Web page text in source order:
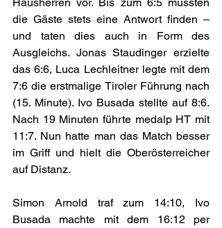
die Gäste stets eine Antwort finden –
und taten dies auch in Form des
Ausgleichs. Jonas Staudinger erzielte
das 6:6, Luca Lechleitner legte mit dem
7:6 die erstmalige Tiroler Führung nach
(15. Minute). Ivo Busada stellte auf 8:6.
Nach 19 Minuten führte medalp HT mit
11:7. Nun hatte man das Match besser
im Griff und hielt die Oberösterreicher
auf Distanz.
Simon Arnold traf zum 14:10, Ivo
Busada machte mit dem 16:12 per